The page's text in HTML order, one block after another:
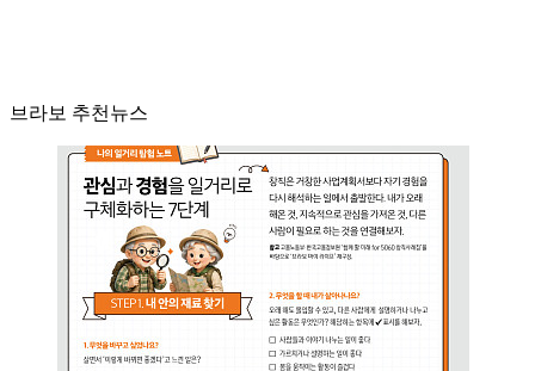
브라보 추천뉴스